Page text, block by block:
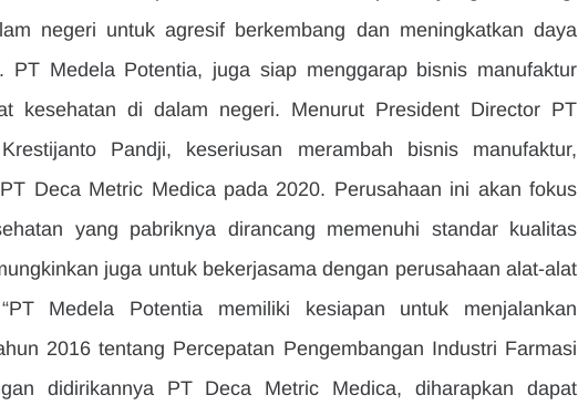
negeri untuk agresif berkembang dan meningkatkan daya
PT Medela Potentia, juga siap menggarap bisnis manufaktur
kesehatan di dalam negeri. Menurut President Director PT
Pandji, keseriusan merambah bisnis manufaktur,
Deca Metric Medica pada 2020. Perusahaan ini akan fokus
yang pabriknya dirancang memenuhi standar kualitas
juga untuk bekerjasama dengan perusahaan alat-alat
Medela Potentia memiliki kesiapan untuk menjalankan
2016 tentang Percepatan Pengembangan Industri Farmasi
didirikannya PT Deca Metric Medica, diharapkan dapat